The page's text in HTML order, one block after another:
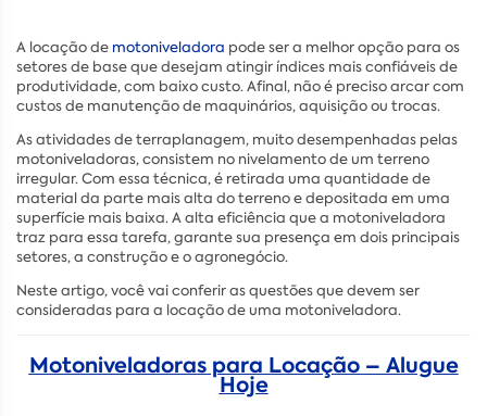
A locação de motoniveladora pode ser a melhor opção para os
setores de base que desejam atingir índices mais confiáveis de
produtividade, com baixo custo. Afinal, não é preciso arcar com
custos de manutenção de maquinários, aquisição ou trocas.
As atividades de terraplanagem, muito desempenhadas pelas
motoniveladoras, consistem no nivelamento de um terreno
irregular. Com essa técnica, é retirada uma quantidade de
material da parte mais alta do terreno e depositada em uma
superfície mais baixa. A alta eficiência que a motoniveladora
traz para essa tarefa, garante sua presença em dois principais
setores, a construção e o agronegócio.
Neste artigo, você vai conferir as questões que devem ser
consideradas para a locação de uma motoniveladora.
Motoniveladoras para Locação – Alugue
Hoje